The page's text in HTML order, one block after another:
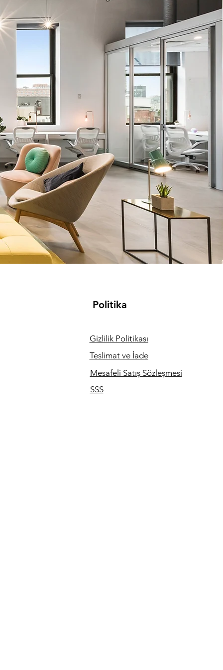
Politika
Gizlilik Politikası
Teslimat ve İade
Mesafeli Satış Sözleşmesi
SSS